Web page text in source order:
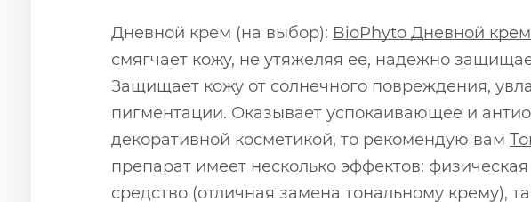
Дневной крем (на выбор): BioPhyto Дневной
смягчает кожу, не утяжеляя ее, надежно
Защищает кожу от солнечного повреждения,
пигментации. Оказывает успокаивающее и
декоративной косметикой, то рекомендую вам
препарат имеет несколько эффектов:
средство (отличная замена тональному крему),